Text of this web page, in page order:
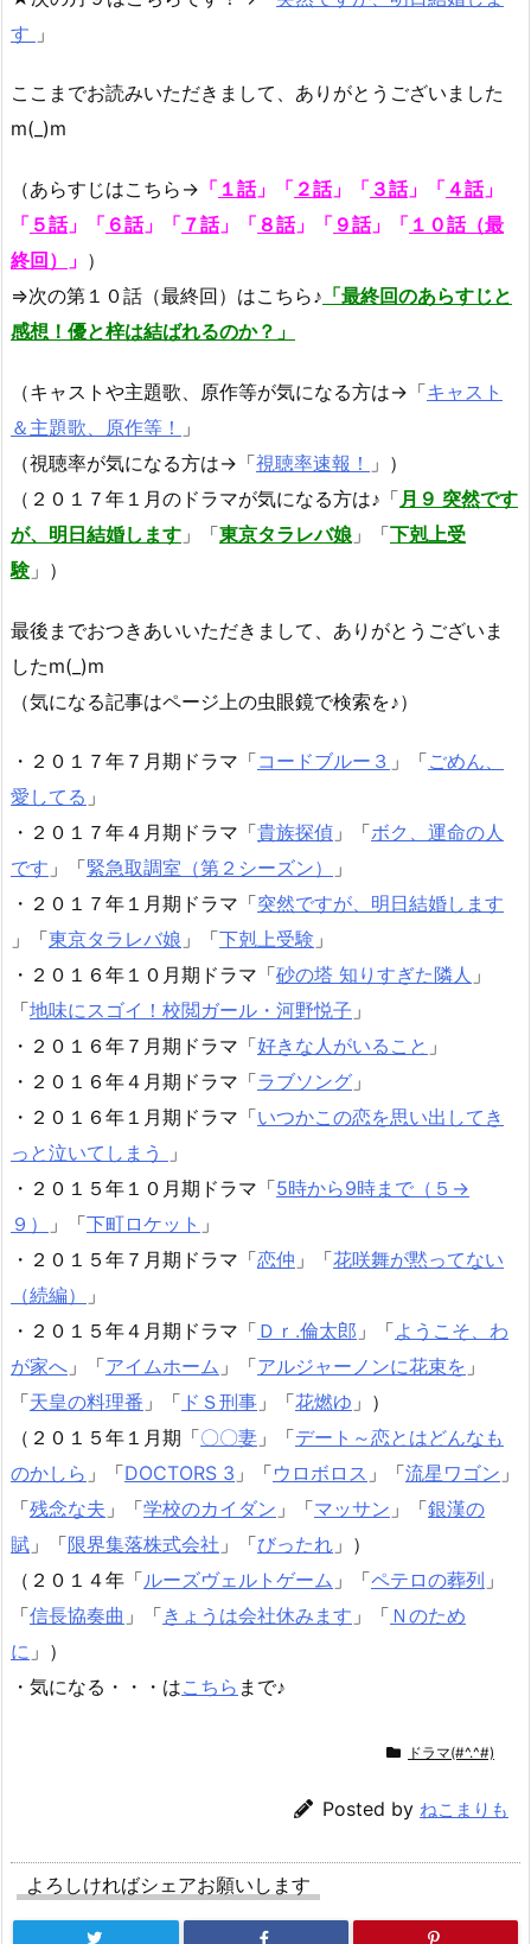
す 」
ここまでお読みいただきまして、ありがとうございました
m(_)m
（あらすじはこちら→ 「 １話」「 ２話」 「 ３話」 「 ４話」
「 ５話」「 ６話」「 ７話」 「 ８話」 「 ９話」「 １０話（最
終回）
」 ）
⇒次の第１０話（最終回）はこちら♪ 「最終回のあらすじと
感想！優と梓は結ばれるのか？」
（キャストや主題歌、原作等が気になる方は→「キャスト
＆主題歌、原作等！ 」
（視聴率が気になる方は→「視聴率速報！ 」）
（２０１７年１月のドラマが気になる方は♪「 月９ 突然です
が、明日結婚します 」「東京タラレバ娘 」「下剋上受
験」）
最後までおつきあいいただきまして、ありがとうございま
したm(_)m
（気になる記事はページ上の虫眼鏡で検索を♪）
・２０１７年７月期ドラマ「コードブルー３ 」「ごめん、
愛してる 」
・２０１７年４月期ドラマ「貴族探偵 」「ボク、運命の人
です 」「緊急取調室（第２シーズン）
」
・２０１７年１月期ドラマ「突然ですが、明日結婚します
」「東京タラレバ娘 」「下剋上受験 」
・２０１６年１０月期ドラマ「砂の塔 知りすぎた隣人 」
「地味にスゴイ！校閲ガール・河野悦子 」
・２０１６年７月期ドラマ「好きな人がいること 」
・２０１６年４月期ドラマ「ラブソング 」
・２０１６年１月期ドラマ「いつかこの恋を思い出してき
っと泣いてしまう
」
・２０１５年１０月期ドラマ「5時から9時まで（５→
９）
」「下町ロケット 」
・２０１５年７月期ドラマ「恋仲 」「花咲舞が黙ってない
（続編）
」
・２０１５年４月期ドラマ「 Ｄｒ.倫太郎 」「ようこそ、わ
が家へ 」「アイムホーム 」「アルジャーノンに花束を 」
「天皇の料理番 」「 ドＳ刑事 」「花燃ゆ 」）
（２０１５年１月期「〇〇妻 」「デート～恋とはどんなも
のかしら 」「DOCTORS 3 」「ウロボロス 」「流星ワゴン 」
「残念な夫 」「学校のカイダン 」「マッサン 」「銀漢の
賦 」「限界集落株式会社 」「びったれ 」）
（２０１４年「ルーズヴェルトゲーム 」「ペテロの葬列 」
「信長協奏曲 」「きょうは会社休みます 」「 Ｎのため
に 」）
・気になる・・・はこちら まで♪
ドラマ(#^.^#)
Posted by ねこまりも
よろしければシェアお願いします